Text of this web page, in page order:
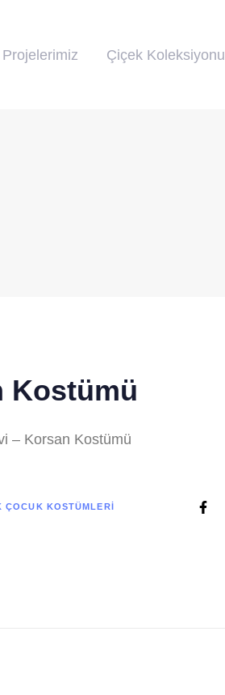
Projelerimiz Çiçek Koleksiyonu
Kostümü
– Korsan Kostümü
ÇOCUK KOSTÜMLERI